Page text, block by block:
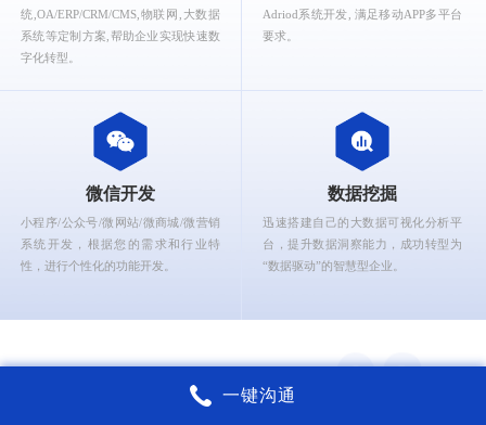
统,OA/ERP/CRM/CMS,物联网,大数据
系统等定制方案,帮助企业实现快速数
字化转型。
Adriod系统开发, 满足移动APP多平台
要求。
微信开发
小程序/公众号/微网站/微商城/微营销
系统开发，根据您的需求和行业特
性，进行个性化的功能开发。
数据挖掘
迅速搭建自己的大数据可视化分析平
台，提升数据洞察能力，成功转型为
“数据驱动”的智慧型企业。
锐智互动核心能力
一键沟通